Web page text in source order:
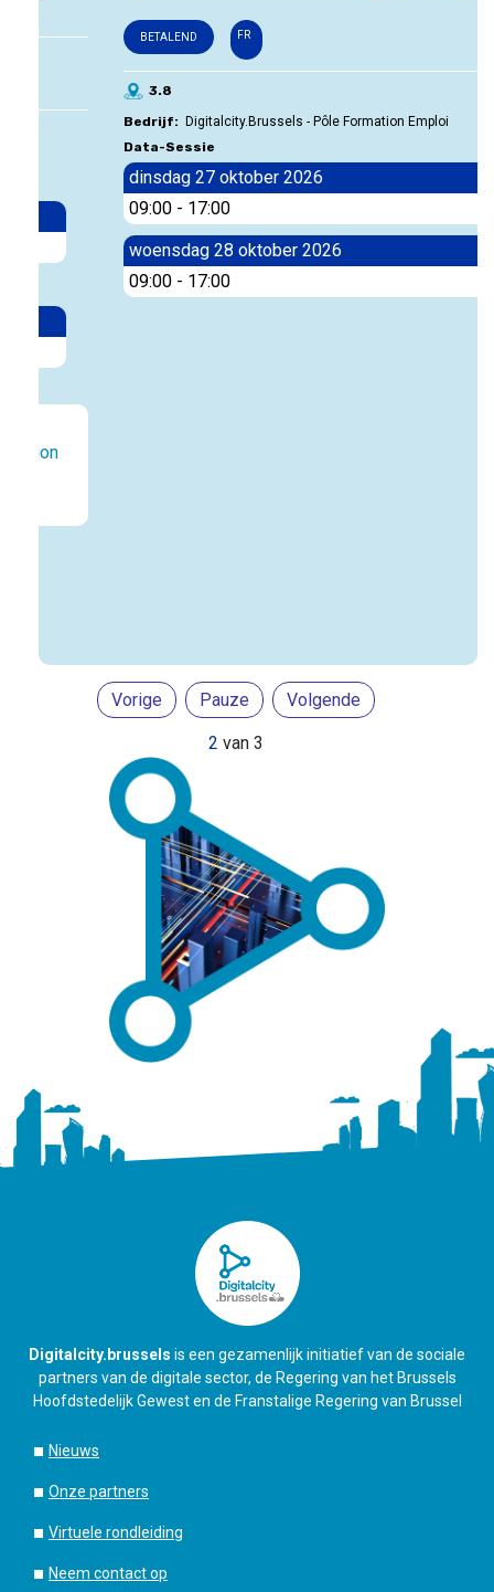
BETALEND FR
Digitalcity.Brussels - Pôle Formation Emploi
Data-Sessie
dinsdag 27 oktober 2026
09:00
17:00
woensdag 28 oktober 2026
17:00
Vorige Pauze Volgende
2 van 3
Digitalcity.brussels is een gezamenlijk initiatief van de sociale
partners van de digitale sector, de Regering van het Brussels
Hoofdstedelijk Gewest en de Franstalige Regering van Brussel
Nieuws
Onze partners
Virtuele rondleiding
Neem contact op